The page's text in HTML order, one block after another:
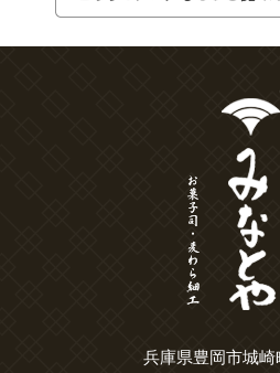
兵庫県豊岡市城崎